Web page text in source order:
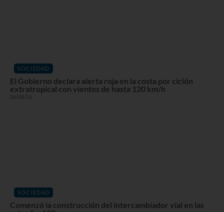
SOCIEDAD
El Gobierno declara alerta roja en la costa por ciclón
extratropical con vientos de hasta 120 km/h
06/08/26
SOCIEDAD
Comenzó la construcción del intercambiador vial en las